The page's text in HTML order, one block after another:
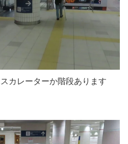
カレーターか階段あります